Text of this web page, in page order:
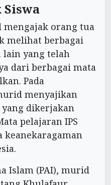
Siswa
orang tua
melihat berbagai
yang telah
dari berbagai mata
Pada
menyajikan
yang dikerjakan
pelajaran IPS
Islam (PAI), murid